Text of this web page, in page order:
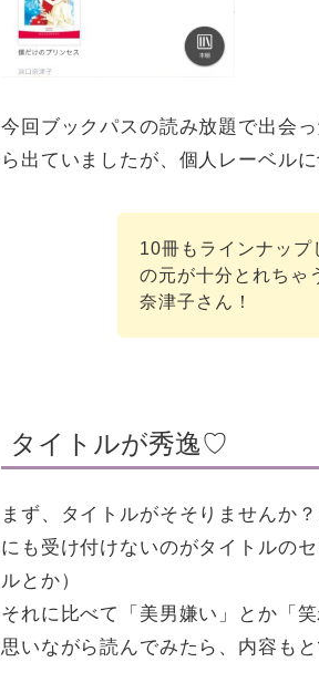
今回ブックパスの読み放題で出会
ら出ていましたが、個人レーベル
10冊もラインナッ
の元が十分とれちゃ
奈津子さん！
タイトルが秀逸♡
まず、タイトルがそそりませんか
にも受け付けないのがタイトルの
ルとか）
それに比べて「美男嫌い」とか「
思いながら読んでみたら、内容も